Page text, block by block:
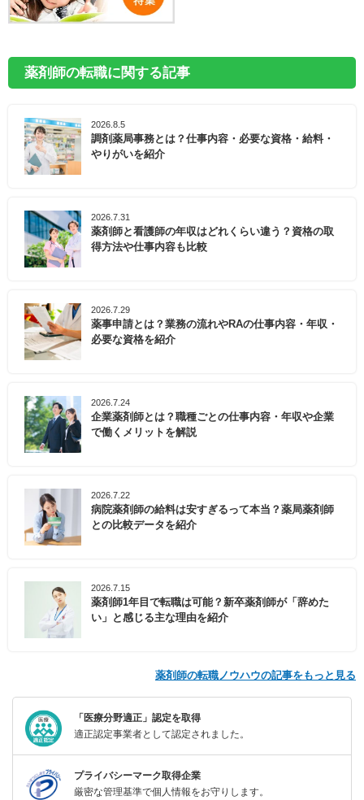
薬剤師の転職に関する記事
2026.8.5
調剤薬局事務とは？仕事内容・必要な資格・給料・
やりがいを紹介
2026.7.31
薬剤師と看護師の年収はどれくらい違う？資格の取
得方法や仕事内容も比較
2026.7.29
薬事申請とは？業務の流れやRAの仕事内容・年収・
必要な資格を紹介
2026.7.24
企業薬剤師とは？職種ごとの仕事内容・年収や企業
で働くメリットを解説
2026.7.22
病院薬剤師の給料は安すぎるって本当？薬局薬剤師
との比較データを紹介
2026.7.15
薬剤師1年目で転職は可能？新卒薬剤師が「辞めた
い」と感じる主な理由を紹介
薬剤師の転職ノウハウの記事をもっと見る
「医療分野適正」認定を取得
適正認定事業者として認定されました。
プライバシーマーク取得企業
厳密な管理基準で個人情報をお守りします。